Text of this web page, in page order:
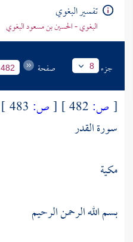
تفسير البغوي
البغوي - الحسين بن مسعود البغوي
جزء 8 صفحة 482
[ ص: [ص:
سورة القدر
مكية
بسم الله الرحمن الرحيم